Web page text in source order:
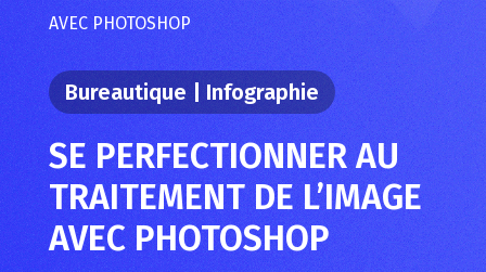
AVEC PHOTOSHOP
Bureautique | Infographie
SE PERFECTIONNER AU
TRAITEMENT DE L’IMAGE
AVEC PHOTOSHOP